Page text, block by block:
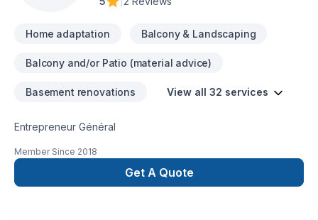
espère qu'ils soient réalisés. Pour cela, nous disposons d'un
de la rénovation du secteur immobilier résidentiel et
espérant faire partie de vos prochains projets de
Home adaptation Balcony & Landscaping
Balcony and/or Patio (material advice)
Basement renovations View all 32 services
Entrepreneur Général
Member Since 2018
Get A Quote